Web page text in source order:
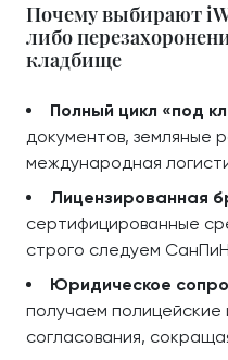
Почему выбирают
либо
кладбище
Полный цикл «под
документов, земляные
международная
Лицензированная
сертифицированные
строго следуем СанПиН
Юридическое
получаем полицейские
согласования,